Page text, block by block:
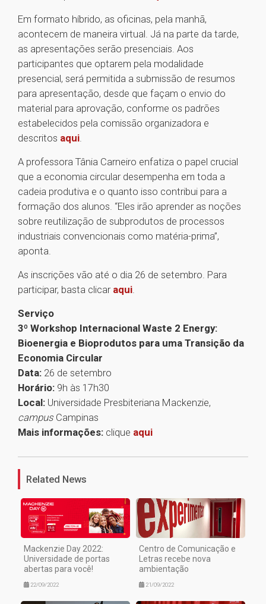
Em formato híbrido, as oficinas, pela manhã,
acontecem de maneira virtual. Já na parte da tarde,
as apresentações serão presenciais. Aos
participantes que optarem pela modalidade
presencial, será permitida a submissão de resumos
para apresentação, desde que façam o envio do
material para aprovação, conforme os padrões
estabelecidos pela comissão organizadora e
descritos aqui.
A professora Tânia Carneiro enfatiza o papel crucial
que a economia circular desempenha em toda a
cadeia produtiva e o quanto isso contribui para a
formação dos alunos. “Eles irão aprender as noções
sobre reutilização de subprodutos de processos
industriais convencionais como matéria-prima”,
aponta.
As inscrições vão até o dia 26 de setembro. Para
participar, basta clicar aqui.
Serviço
3º Workshop Internacional Waste 2 Energy:
Bioenergia e Bioprodutos para uma Transição da
Economia Circular
Data: 26 de setembro
Horário: 9h às 17h30
Local: Universidade Presbiteriana Mackenzie,
campus Campinas
Mais informações: clique aqui
1
Related News
Mackenzie Day 2022:
Universidade de portas
abertas para você!
22/09/2022
Centro de Comunicação e
Letras recebe nova
ambientação
21/09/2022